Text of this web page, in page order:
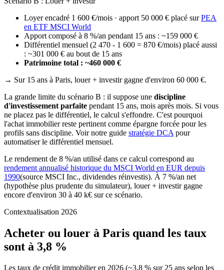
Loyer encadré 1 600 €/mois · apport 50 000 € placé surPEA
en ETF MSCI World
Apport composé à 8 %/an pendant 15 ans : ~159 000 €
Différentiel mensuel (2 470 - 1 600 = 870 €/mois) placé aussi
: ~301 000 € au bout de 15 ans
Patrimoine total : ~460 000 €
→ Sur 15 ans à Paris, louer + investir gagne d'environ 60 000 €.
La grande limite du scénario B : il suppose une discipline
d'investissement parfaite pendant 15 ans, mois après mois. Si vous
ne placez pas le différentiel, le calcul s'effondre. C'est pourquoi
l'achat immobilier reste pertinent comme épargne forcée pour les
profils sans discipline. Voir notre guide stratégie DCApour
automatiser le différentiel mensuel.
Le rendement de 8 %/an utilisé dans ce calcul correspond au
rendement annualisé historique du MSCI World en EUR depuis
1990(source MSCI Inc., dividendes réinvestis). À 7 %/an net
(hypothèse plus prudente du simulateur), louer + investir gagne
encore d'environ 30 à 40 k€ sur ce scénario.
Contextualisation 2026
Acheter ou louer à Paris quand les taux
sont à 3,8 %
Les taux de crédit immobilier en 2026 (~3,8 % sur 25 ans selon les